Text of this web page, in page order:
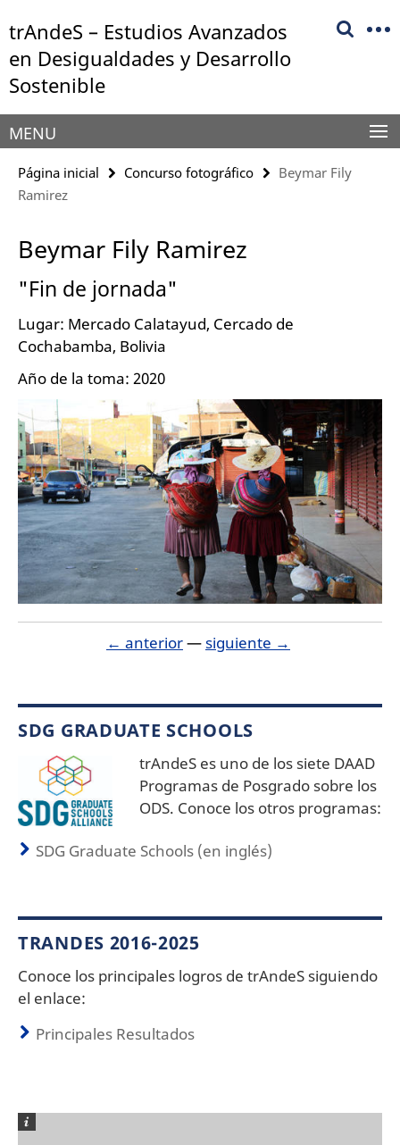
direkt
zu
Inhalt
trAndeS – Estudios Avanzados
en Desigualdades y Desarrollo
Sostenible
Herramientas
de
navegación
MENU
Página inicial Concurso fotográfico
Beymar Fily
Ramirez
Beymar Fily Ramirez
"Fin de jornada"
Lugar: Mercado Calatayud, Cercado de
Cochabamba, Bolivia
Año de la toma: 2020
← anterior—siguiente →
SDG GRADUATE SCHOOLS
trAndeS es uno de los siete DAAD
Programas de Posgrado sobre los
ODS. Conoce los otros programas:
SDG Graduate Schools (en inglés)
TRANDES 2016-2025
Conoce los principales logros de trAndeS siguiendo
el enlace:
Principales Resultados